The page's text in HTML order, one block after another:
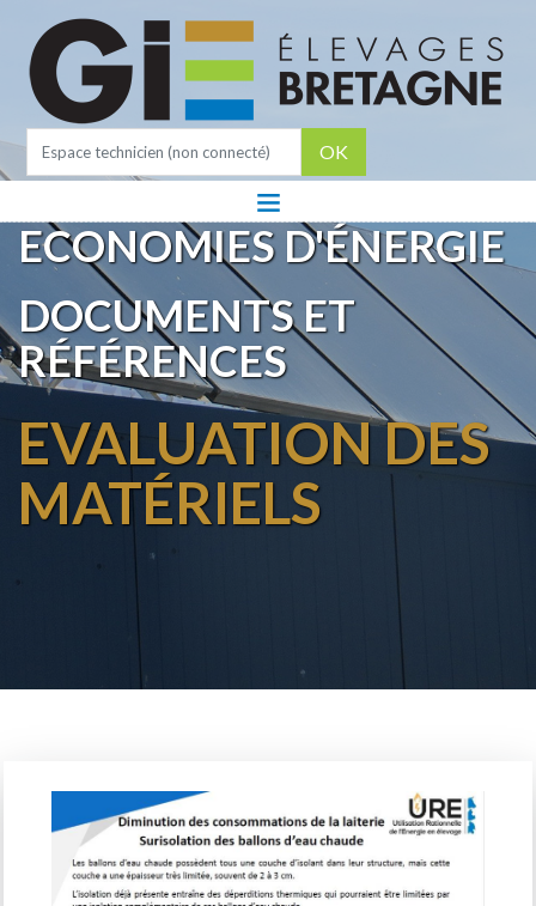
OK
ECONOMIES D'ÉNERGIE
DOCUMENTS ET
RÉFÉRENCES
EVALUATION DES
MATÉRIELS